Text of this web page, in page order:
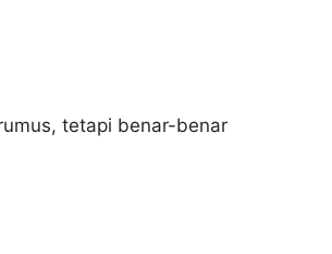
tetapi benar-benar